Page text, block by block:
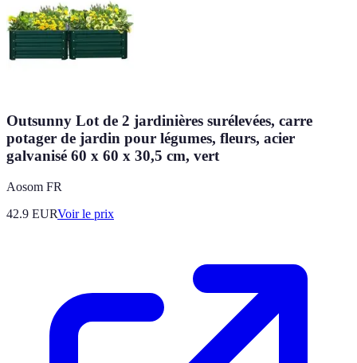
Outsunny Lot de 2 jardinières surélevées, carre
potager de jardin pour légumes, fleurs, acier
galvanisé 60 x 60 x 30,5 cm, vert
Aosom FR
42.9 EURVoir le prix